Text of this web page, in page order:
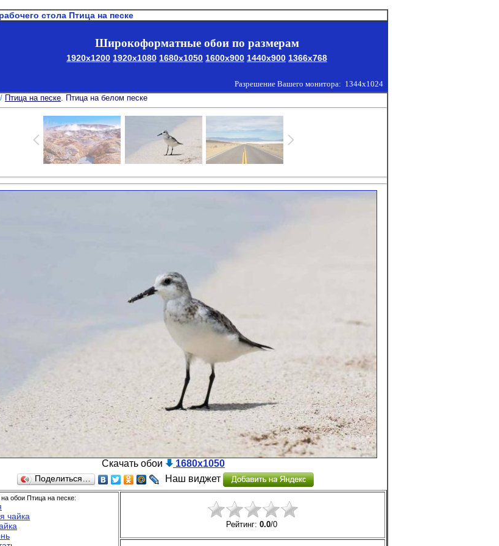
стола Птица на песке
Широкоформатные обои по размерам
1920x1200 1920x1080 1680x1050 1600x900 1440x900 1366x768
Разрешение Вашего монитора: 1344x1024
Птица на песке. Птица на белом песке
Скачать обои 1680x1050
Поделиться… Наш виджет
обои Птица на песке:
чайка
Рейтинг: 0.0/0